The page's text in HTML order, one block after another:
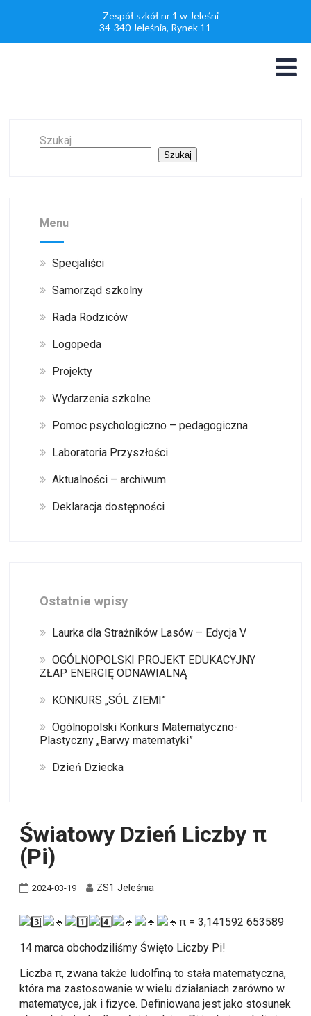
Zespół szkół nr 1 w Jeleśni
34-340 Jeleśnia, Rynek 11
Szukaj
Szukaj
Menu
Specjaliści
Samorząd szkolny
Rada Rodziców
Logopeda
Projekty
Wydarzenia szkolne
Pomoc psychologiczno – pedagogiczna
Laboratoria Przyszłości
Aktualności – archiwum
Deklaracja dostępności
Ostatnie wpisy
Laurka dla Strażników Lasów – Edycja V
OGÓLNOPOLSKI PROJEKT EDUKACYJNY
ZŁAP ENERGIĘ ODNAWIALNĄ
KONKURS „SÓL ZIEMI”
Ogólnopolski Konkurs Matematyczno-
Plastyczny „Barwy matematyki”
Dzień Dziecka
Światowy Dzień Liczby π
(Pi)
2024-03-19 ZS1 Jeleśnia
π = 3,141592 653589
14 marca obchodziliśmy Święto Liczby Pi!
Liczba π, zwana także ludolfiną to stała matematyczna,
która ma zastosowanie w wielu działaniach zarówno w
matematyce, jak i fizyce. Definiowana jest jako stosunek